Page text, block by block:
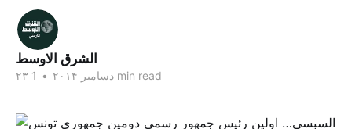
الشرق الاوسط
۲۳ دسامبر ۲۰۱۴ • 1 min read